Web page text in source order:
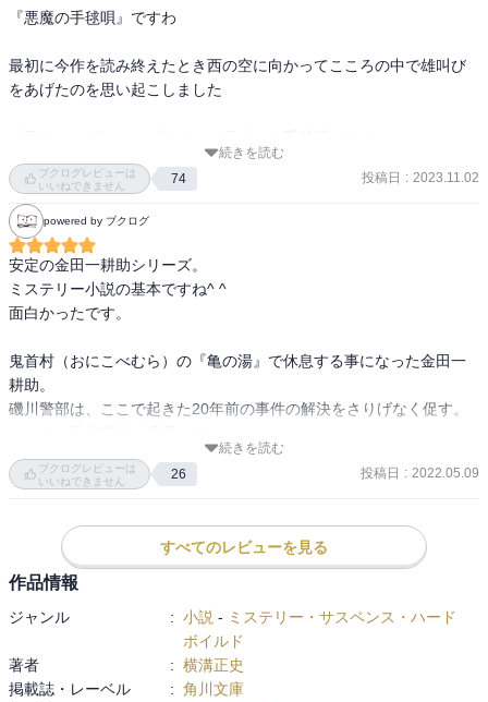
『悪魔の手毬唄』ですわ
最初に今作を読み終えたとき西の空に向かってこころの中で雄叫び
をあげたのを思い起こしました
ザーグースなんぼのもんじゃい！」と
なんか歪んでますね（苦笑）
というわけで本作は岡山県の山奥の村に伝わる『鬼首村手毬唄』に
なぞらえた見立て殺人なわけです
（見立て殺人（みたてさつじん）とはあるものに見立てて事件が装
見立て殺人というのは横溝正史の得意とするところで、作中でも語
られている通り『獄門島』なんかも同じなんですね
で、今回再読してあらためて感じたのは
『悪魔の手毬唄』は『獄門島』の10年くらい後の作品なんですが、
「推理」というものを楽しみたい読み手にとってはほんとに必須課
題図書です
時系列を整理しながら、人物相関図を書きながら読み進めれば必ず
犯人に行きつくこと請け合いです
驚くべき犯人にも関わらず、誰もがそこに行きつく道筋が示されて
いる
続きを読む
ブクログレビューは
いいねできません
74 投稿日 : 2023.11.02
powered by ブクログ
安定の金田一耕助シリーズ。
ミステリー小説の基本ですね^ ^
面白かったです。
鬼首村（おにこべむら）の『亀の湯』で休息する事になった金田一
耕助。
磯川警部は、ここで起きた20年前の事件の解決をさりげなく促す。
死体には『手毬唄』の歌詞に沿った装飾が施されていた。
真相を探る金田一。
この話の魅力は、なんと言っても「異様な死体」です。
手毬唄の歌詞に沿った意味ありげな証拠品の数々。
金田一は裏をかく推理で真相を暴きます。
もうひとつあるのですが、ネタバレになってしまう可能性があるの
で…(　-᷄ ᴗ -᷅ )
続きを読む
ブクログレビューは
いいねできません
26 投稿日 : 2022.05.09
すべてのレビューを見る
作品情報
ジャンル : 小説 - ミステリー・サスペンス・ハード
ボイルド
著者
: 横溝正史
掲載誌・レーベル
: 角川文庫